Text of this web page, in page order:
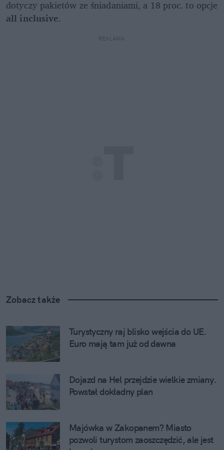
all inclusive.
REKLAMA
Zobacz także
Turystyczny raj blisko wejścia do UE.
Euro mają tam już od dawna
Dojazd na Hel przejdzie wielkie zmiany.
Powstał dokładny plan
Majówka w Zakopanem? Miasto
pozwoli turystom zaoszczędzić, ale jest